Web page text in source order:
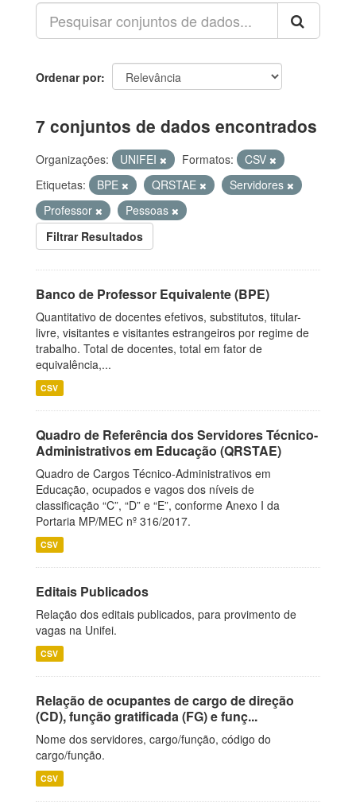
Ordenar por
7 conjuntos de dados encontrados
Organizações: UNIFEI Formatos:
CSV
Etiquetas:
BPE QRSTAE
Servidores
Professor
Pessoas
Filtrar Resultados
Banco de Professor Equivalente (BPE)
Quantitativo de docentes efetivos, substitutos, titular-
livre, visitantes e visitantes estrangeiros por regime de
trabalho. Total de docentes, total em fator de
equivalência,...
CSV
Quadro de Referência dos Servidores Técnico-
Administrativos em Educação (QRSTAE)
Quadro de Cargos Técnico-Administrativos em
Educação, ocupados e vagos dos níveis de
classificação “C”, “D” e “E”, conforme Anexo I da
Portaria MP/MEC nº 316/2017.
CSV
Editais Publicados
Relação dos editais publicados, para provimento de
vagas na Unifei.
CSV
Relação de ocupantes de cargo de direção
(CD), função gratificada (FG) e funç...
Nome dos servidores, cargo/função, código do
cargo/função.
CSV